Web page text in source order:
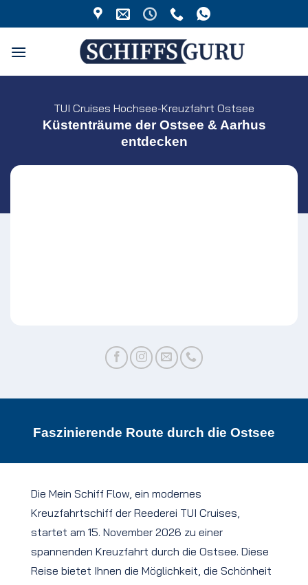
Inhalt
TUI Cruises Hochsee-Kreuzfahrt Ostsee
Küstenträume der Ostsee & Aarhus
entdecken
Faszinierende Route durch die Ostsee
Die Mein Schiff Flow, ein modernes
Kreuzfahrtschiff der Reederei TUI Cruises,
startet am 15. November 2026 zu einer
spannenden Kreuzfahrt durch die Ostsee. Diese
Reise bietet Ihnen die Möglichkeit, die Schönheit